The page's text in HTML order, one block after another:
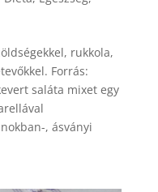
rukkola,
Forrás:
saláta mixet egy
, ásványi